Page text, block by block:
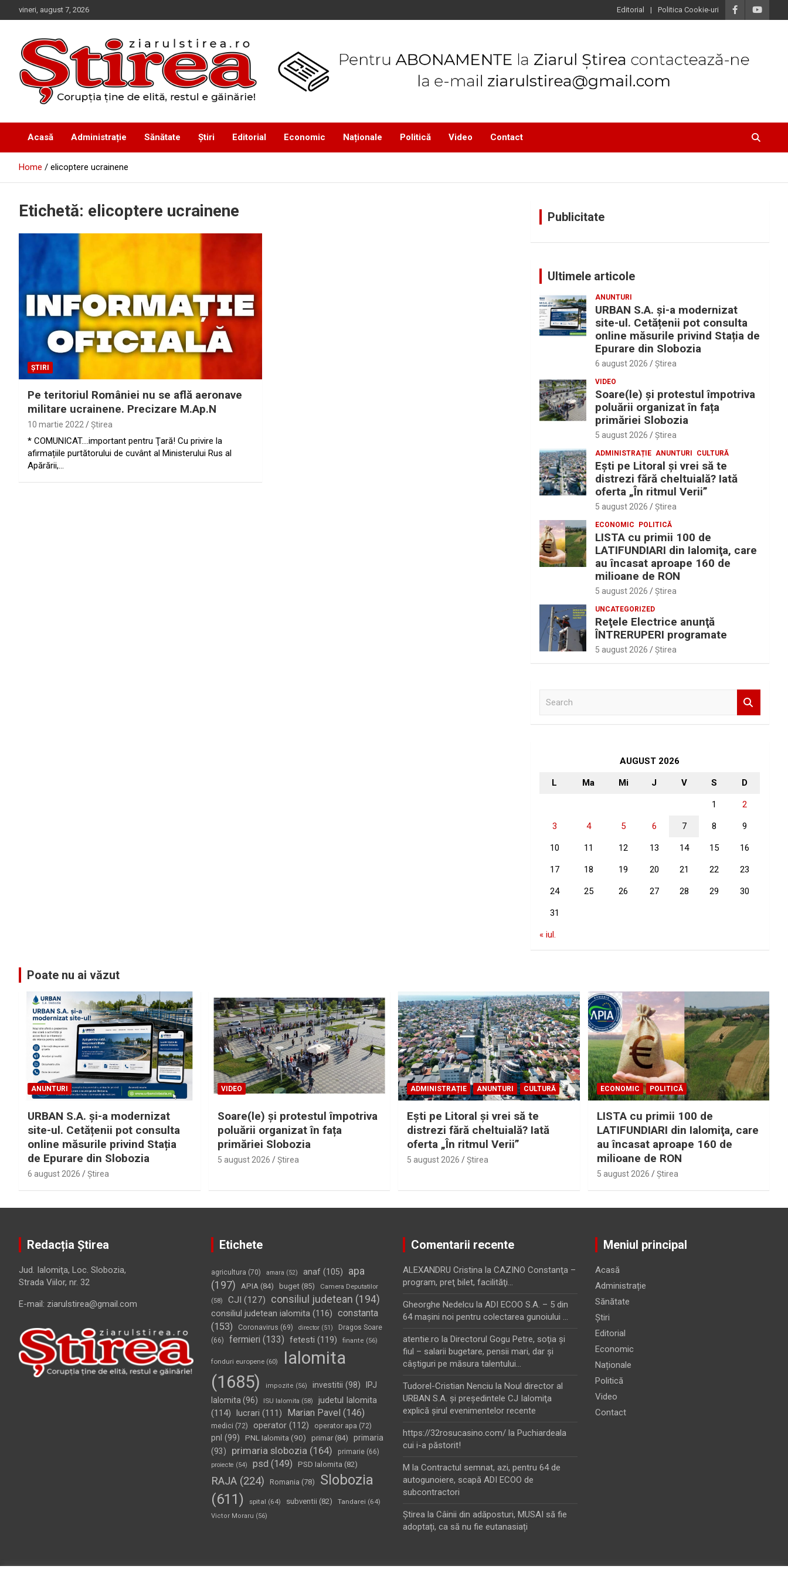
to
vineri, august 7, 2026 Editorial Politica Cookie-uri
Ziarul Știrea
Acasă Administrație Sănătate Știri Editorial Economic Naționale Politică Video Contact
Home elicoptere ucrainene
Etichetă: elicoptere ucrainene
ȘTIRI
Pe teritoriul României nu se află aeronave
militare ucrainene. Precizare M.Ap.N
10 martie 2022 Ştirea
* COMUNICAT….important pentru Ţară! Cu privire la
afirmațiile purtătorului de cuvânt al Ministerului Rus al
Apărării,…
Publicitate
Ultimele articole
ANUNTURI
URBAN S.A. și-a modernizat
site-ul. Cetățenii pot consulta
online măsurile privind Stația de
Epurare din Slobozia
6 august 2026 Ştirea
VIDEO
Soare(le) și protestul împotriva
poluării organizat în fața
primăriei Slobozia
5 august 2026 Ştirea
ADMINISTRAȚIE ANUNTURI CULTURĂ
Eşti pe Litoral şi vrei să te
distrezi fără cheltuială? Iată
oferta „În ritmul Verii”
5 august 2026 Ştirea
ECONOMIC POLITICĂ
LISTA cu primii 100 de
LATIFUNDIARI din Ialomiţa, care
au încasat aproape 160 de
milioane de RON
5 august 2026 Ştirea
UNCATEGORIZED
Reţele Electrice anunţă
ÎNTRERUPERI programate
5 august 2026 Ştirea
AUGUST 2026
L Ma Mi J V S D
1 2
3 4 5 6 7 8 9
10 11 12 13 14 15 16
17 18 19 20 21 22 23
24 25 26 27 28 29 30
31
« iul.
Poate nu ai văzut
ANUNTURI
URBAN S.A. și-a modernizat
site-ul. Cetățenii pot consulta
online măsurile privind Stația
de Epurare din Slobozia
6 august 2026 Ştirea
VIDEO
Soare(le) și protestul împotriva
poluării organizat în fața
primăriei Slobozia
5 august 2026 Ştirea
ADMINISTRAȚIE ANUNTURI CULTURĂ
Eşti pe Litoral şi vrei să te
distrezi fără cheltuială? Iată
oferta „În ritmul Verii”
5 august 2026 Ştirea
ECONOMIC POLITICĂ
LISTA cu primii 100 de
LATIFUNDIARI din Ialomiţa, care
au încasat aproape 160 de
milioane de RON
5 august 2026 Ştirea
Redacția Știrea
Jud. Ialomiţa, Loc. Slobozia,
Strada Viilor, nr. 32
E-mail: ziarulstirea@gmail.com
Etichete
agricultura (70) amara (52) anaf(105)
apa
(197)
APIA(84) buget(85)
Camera Deputatilor
(58)
CJI (127) consiliul judetean (194)
consiliul judetean ialomita(116) constanta
(153)
Coronavirus (69) director(51)
Dragos Soare
(66)
fermieri (133) fetesti (119) finante (56)
fonduri europene(60)
Ialomita
(1685)
impozite (56) investitii (98)
IPJ
Ialomita (96) ISU Ialomita (58)
judetul Ialomita
(114) lucrari (111) Marian Pavel (146)
medici (72) operator(112) operator apa (72)
pnl (99) PNL Ialomita (90) primar(84)
primaria
(93)
primaria slobozia(164) primarie(66)
proiecte (54) psd (149) PSD Ialomita (82)
RAJA(224) Romania (78)
Slobozia
(611)
spital (64) subventii (82) Tandarei (64)
Victor Moraru (56)
Comentarii recente
ALEXANDRU Cristina la CAZINO Constanţa –
program, preţ bilet, facilităţi…
Gheorghe Nedelcu la ADI ECOO S.A. – 5 din
64 maşini noi pentru colectarea gunoiului …
atentie.ro la Directorul Gogu Petre, soţia şi
fiul – salarii bugetare, pensii mari, dar şi
câştiguri pe măsura talentului…
Tudorel-Cristian Nenciu la Noul director al
URBAN S.A. şi preşedintele CJ Ialomiţa
explică şirul evenimentelor recente
https://32rosucasino.com/ la Puchiardeala
cui i-a păstorit!
M la Contractul semnat, azi, pentru 64 de
autogunoiere, scapă ADI ECOO de
subcontractori
Ştirea la Câinii din adăposturi, MUSAI să fie
adoptați, ca să nu fie eutanasiați
Meniul principal
Acasă
Administrație
Sănătate
Știri
Editorial
Economic
Naționale
Politică
Video
Contact